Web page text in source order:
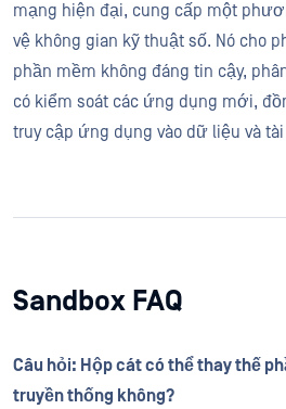
mạng hiện đại, cung cấp một
vệ không gian kỹ thuật số. Nó cho
phần mềm không đáng tin cậy,
có kiểm soát các ứng dụng mới,
truy cập ứng dụng vào dữ liệu và
Sandbox FAQ
Câu hỏi: Hộp cát có thể thay thế
truyền thống không?